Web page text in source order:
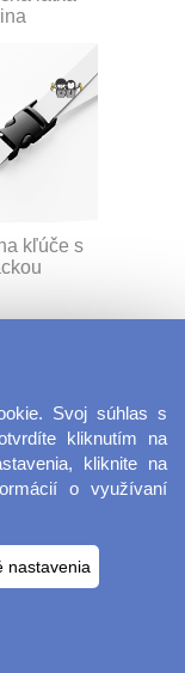
kľúče s
box
Svoj súhlas s
kliknutím na
kliknite na
o využívaní
nastavenia